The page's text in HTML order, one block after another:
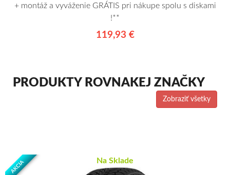
+ montáž a vyváženie GRÁTIS pri nákupe spolu s diskami
!**
119,93 €
PRODUKTY ROVNAKEJ ZNAČKY
Zobraziť všetky
AKCIA Na Sklade